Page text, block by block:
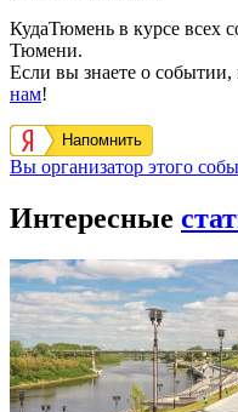
КудаТюмень в курсе всех
Тюмени.
Если вы знаете о событии,
нам!
Напомнить
Вы организатор этого
Интересные